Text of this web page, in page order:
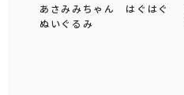
あさみみちゃん はぐはぐ
ぬいぐるみ